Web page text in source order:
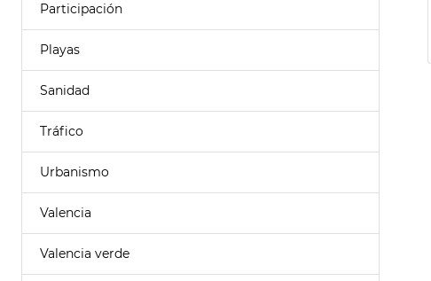
Participación
Playas
Sanidad
Tráfico
Urbanismo
Valencia
Valencia verde